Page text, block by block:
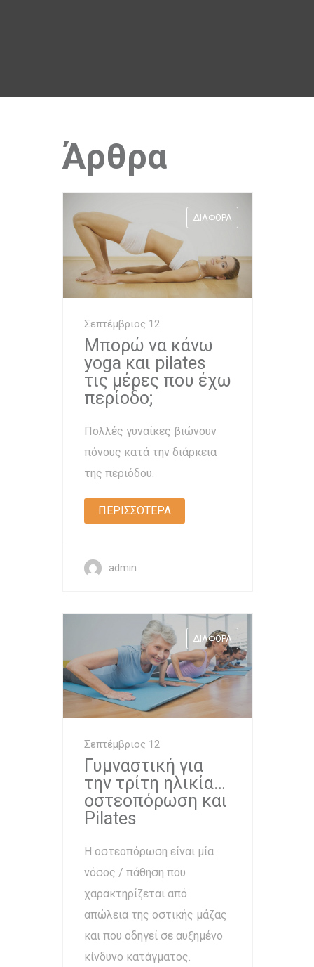
Άρθρα
ΔΙΆΦΟΡΑ
Σεπτέμβριος 12
Μπορώ να κάνω
yoga και pilates
τις μέρες που έχω
περίοδο;
Πολλές γυναίκες βιώνουν
πόνους κατά την διάρκεια
της περιόδου.
ΠΕΡΙΣΣΟΤΕΡΑ
admin
ΔΙΆΦΟΡΑ
Σεπτέμβριος 12
Γυμναστική για
την τρίτη ηλικία…
οστεοπόρωση και
Pilates
Η οστεοπόρωση είναι μία
νόσος / πάθηση που
χαρακτηρίζεται από
απώλεια της οστικής μάζας
και που οδηγεί σε αυξημένο
κίνδυνο κατάγματος.